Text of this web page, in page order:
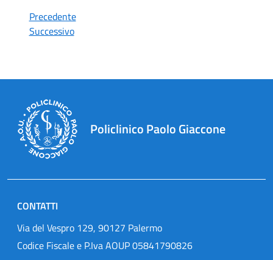
Precedente
Successivo
Policlinico Paolo Giaccone
CONTATTI
Via del Vespro 129, 90127 Palermo
Codice Fiscale e P.Iva AOUP 05841790826